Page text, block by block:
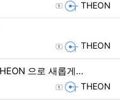
등록자 THEON
등록자 THEON
으로 새롭게…
등록자 THEON